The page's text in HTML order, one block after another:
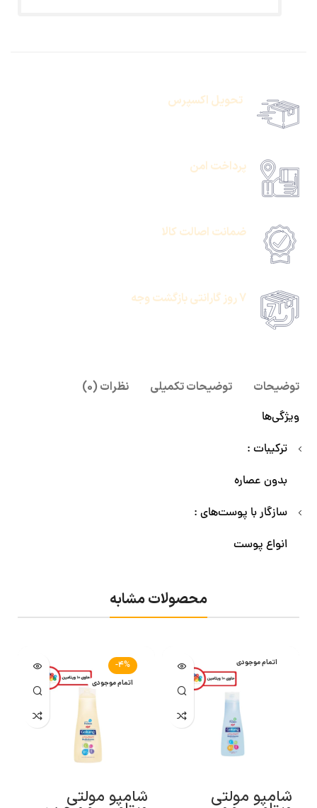
تحویل اکسپرس
پرداخت امن
ضمانت اصالت کالا
7 روز گارانتی بازگشت وجه
توضیحات توضیحات تکمیلی
نظرات (0)
ویژگی‌ها
ترکیبات :
بدون عصاره
سازگار با پوست‌های :
انواع پوست
محصولات مشابه
اتمام موجودی
شامپو مولتی
-4%
اتمام موجودی
شامپو مولتی